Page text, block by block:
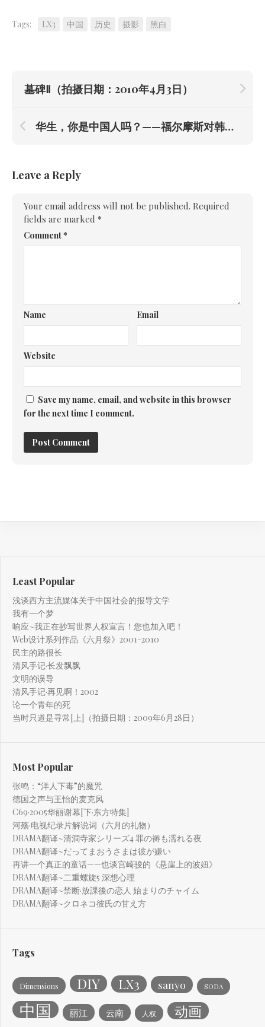
Tags: LX3 中国 历史 摄影 黑白
墓碑Ⅱ（拍摄日期：2010年4月3日）
华生，你是中国人吗？——福尔摩斯对韩寒事件的分析
Leave a Reply
Your email address will not be published. Required
fields are marked *
Comment*
Name Email
Website
Save my name, email, and website in this browser
for the next time I comment.
Least Popular
浅谈西方主流媒体关于中国社会的报导文学
我有一个梦
响应~我正在抄写世界人权宣言！您也加入吧！
Web设计系列作品《六月祭》2001-2010
民主的路很长
清风手记·长发飘飘
文明的误导
清风手记·再见啊！2002
论一个青年的死
当时只道是寻常[上]（拍摄日期：2009年6月28日）
Most Popular
张鸣：“洋人下毒”的魔咒
德国之声与王怡的麦克风
C69·2005华丽谢幕[下·东方特集]
河殇·电视纪录片解说词（六月的礼物）
DRAMA翻译~清澗寺家シリーズ4 罪の褥も濡れる夜
DRAMA翻译~だってまおうさまは彼が嫌い
再讲一个真正的童话——也谈宫崎骏的《悬崖上的波妞》
DRAMA翻译~二重螺旋5 深想心理
DRAMA翻译~禁断·放課後の恋人 始まりのチャイム
DRAMA翻译~クロネコ彼氏の甘え方
Tags
Dimensions DIY LX3 sanyo SODA
中国 丽江 云南 人权 动画